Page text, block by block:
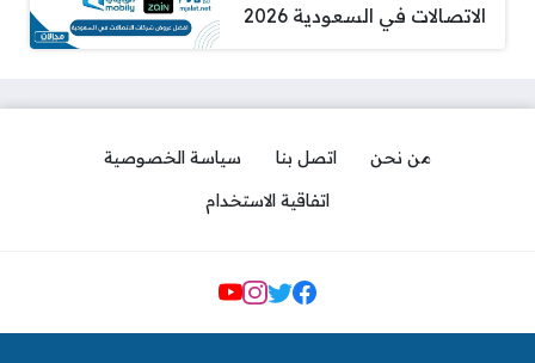
الاتصالات في السعودية 2026
من نحن اتصل بنا
سياسة الخصوصية
اتفاقية الاستخدام
مواقع التواصل